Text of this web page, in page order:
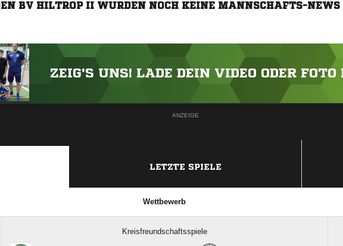
BV HILTROP II WURDEN NOCH KEINE MANNSCHAFTS-NEWS
ZEIG'S UNS! LADE DEIN VIDEO ODER FOTO
ANZEIGE
LETZTE SPIELE
Wettbewerb
Kreisfreundschaftsspiele